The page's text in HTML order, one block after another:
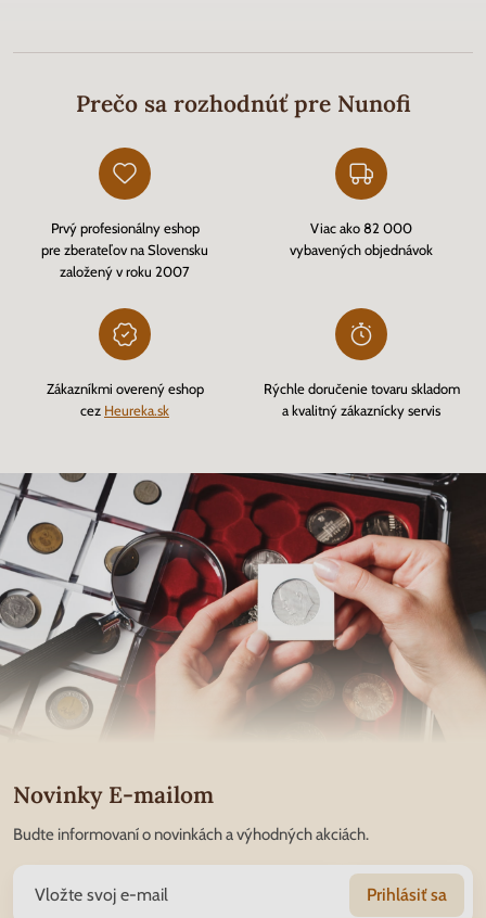
Prečo sa rozhodnúť pre Nunofi
Prvý profesionálny eshop
pre zberateľov na Slovensku
založený v roku 2007
Viac ako 82 000
vybavených objednávok
Zákazníkmi overený eshop
cez Heureka.sk
Rýchle doručenie tovaru skladom
a kvalitný zákaznícky servis
Novinky E-mailom
Budte informovaní o novinkách a výhodných akciách.
Prihlásiť sa